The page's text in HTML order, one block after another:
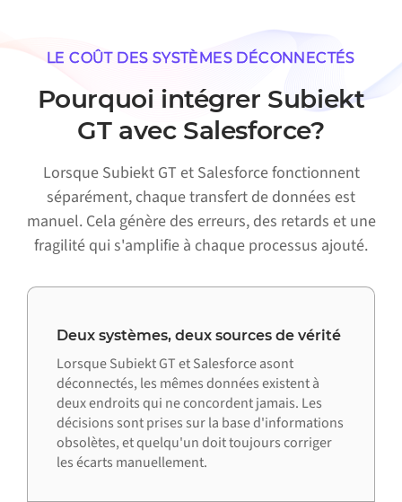
LE COÛT DES SYSTÈMES DÉCONNECTÉS
Pourquoi intégrer Subiekt
GT avec Salesforce?
Lorsque Subiekt GT et Salesforce fonctionnent
séparément, chaque transfert de données est
manuel. Cela génère des erreurs, des retards et une
fragilité qui s'amplifie à chaque processus ajouté.
Deux systèmes, deux sources de vérité
Lorsque Subiekt GT et Salesforce asont
déconnectés, les mêmes données existent à
deux endroits qui ne concordent jamais. Les
décisions sont prises sur la base d'informations
obsolètes, et quelqu'un doit toujours corriger
les écarts manuellement.